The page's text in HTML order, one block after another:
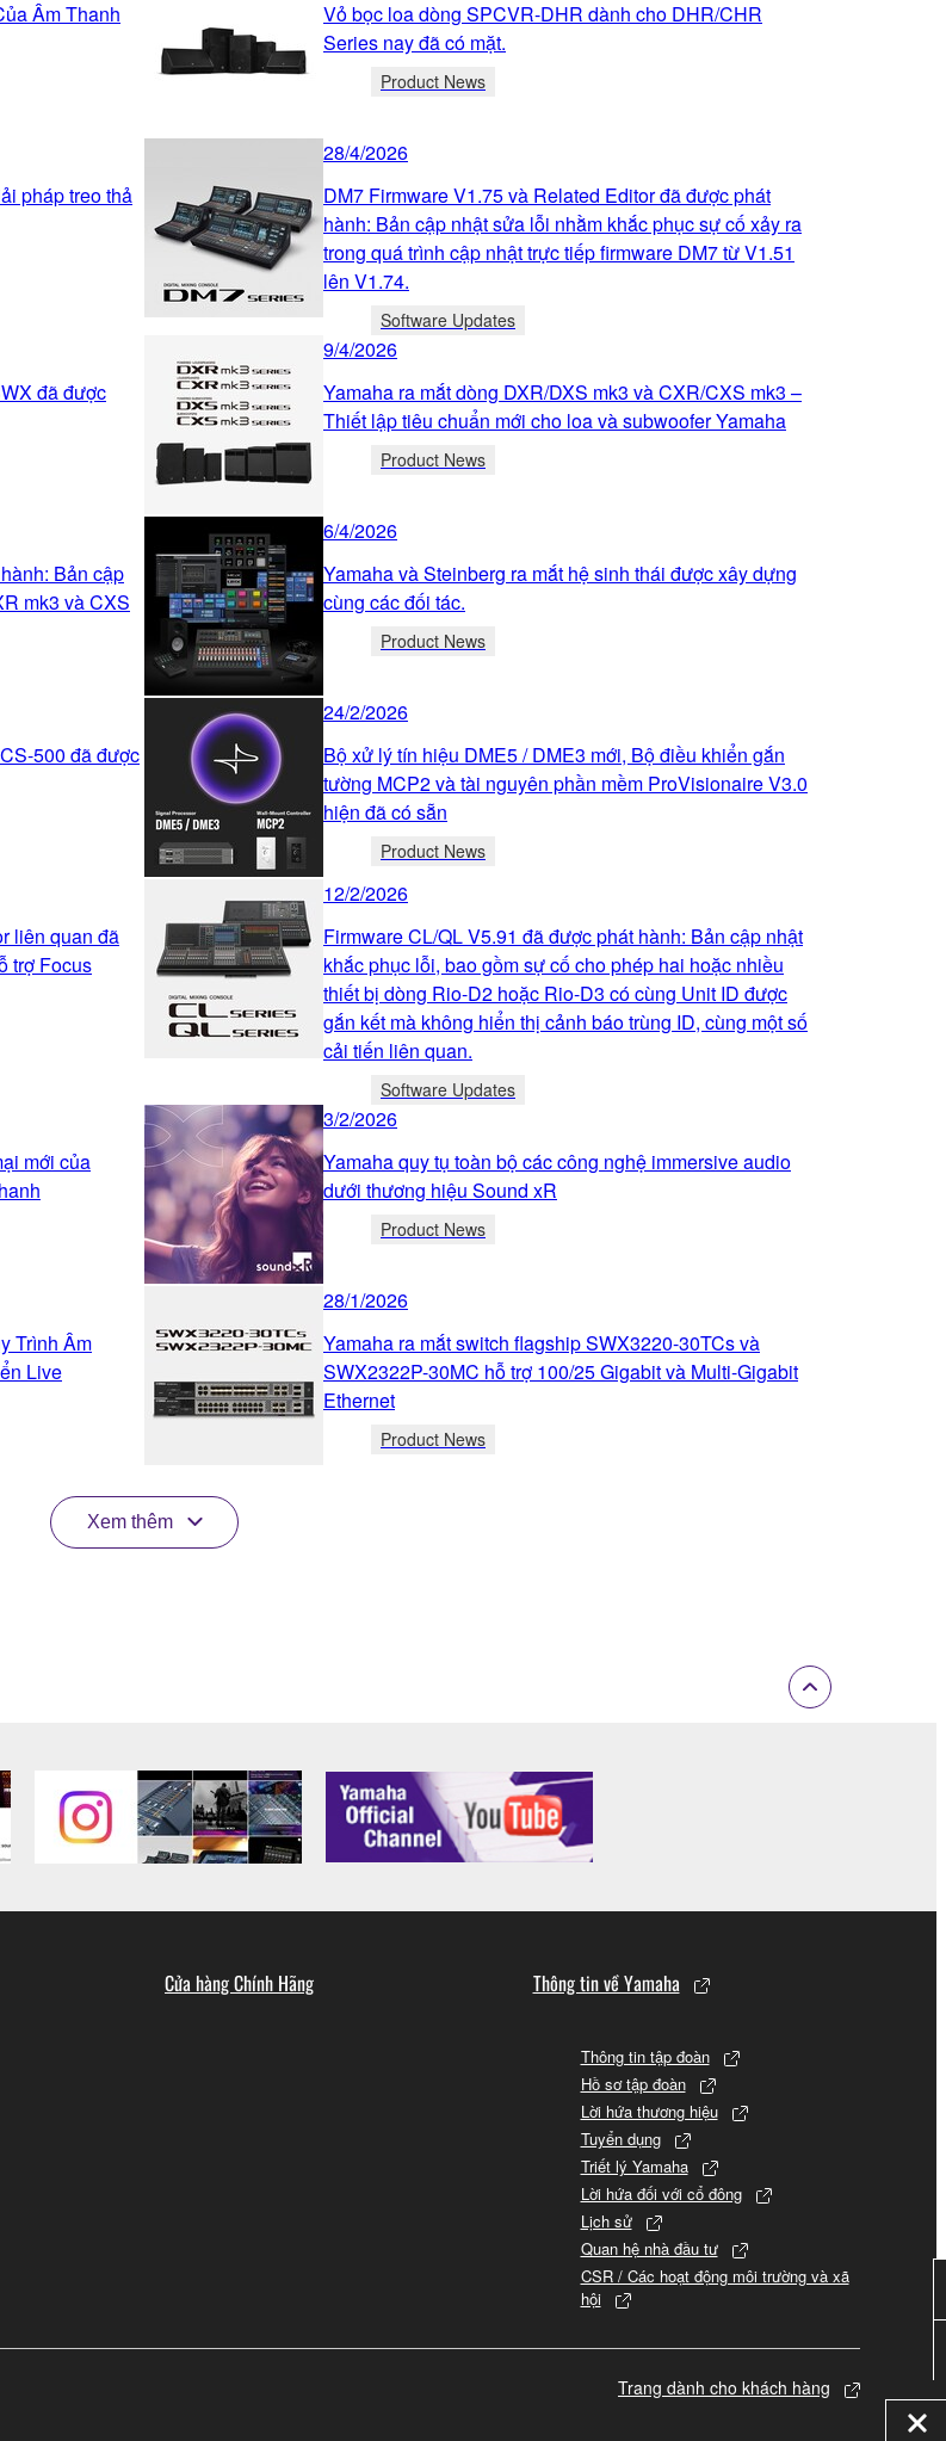
Âm Thanh
Vỏ bọc loa dòng SPCVR-DHR dành cho DHR/CHR
Series nay đã có mặt.
Product News
pháp treo thả
28/4/2026
DM7 Firmware V1.75 và Related Editor đã được phát
hành: Bản cập nhật sửa lỗi nhằm khắc phục sự cố xảy ra
trong quá trình cập nhật trực tiếp firmware DM7 từ V1.51
lên V1.74.
Software Updates
đã được
9/4/2026
Yamaha ra mắt dòng DXR/DXS mk3 và CXR/CXS mk3 –
Thiết lập tiêu chuẩn mới cho loa và subwoofer Yamaha
Product News
Bản cập
mk3 và CXS
6/4/2026
Yamaha và Steinberg ra mắt hệ sinh thái được xây dựng
cùng các đối tác.
Product News
500 đã được
24/2/2026
Bộ xử lý tín hiệu DME5 / DME3 mới, Bộ điều khiển gắn
tường MCP2 và tài nguyên phần mềm ProVisionaire V3.0
hiện đã có sẵn
Product News
liên quan đã
trợ Focus
12/2/2026
Firmware CL/QL V5.91 đã được phát hành: Bản cập nhật
khắc phục lỗi, bao gồm sự cố cho phép hai hoặc nhiều
thiết bị dòng Rio-D2 hoặc Rio-D3 có cùng Unit ID được
gắn kết mà không hiển thị cảnh báo trùng ID, cùng một số
cải tiến liên quan.
Software Updates
mới của
3/2/2026
Yamaha quy tụ toàn bộ các công nghệ immersive audio
dưới thương hiệu Sound xR
Product News
Trình Âm
Live
28/1/2026
Yamaha ra mắt switch flagship SWX3220-30TCs và
SWX2322P-30MC hỗ trợ 100/25 Gigabit và Multi-Gigabit
Ethernet
Product News
Xem thêm
Cửa hàng Chính Hãng Thông tin về Yamaha
Thông tin tập đoàn
Hồ sơ tập đoàn
Lời hứa thương hiệu
Tuyển dụng
Triết lý Yamaha
Lời hứa đối với cổ đông
Lịch sử
Quan hệ nhà đầu tư
CSR / Các hoạt động môi trường và xã
hội
Trang dành cho khách hàng